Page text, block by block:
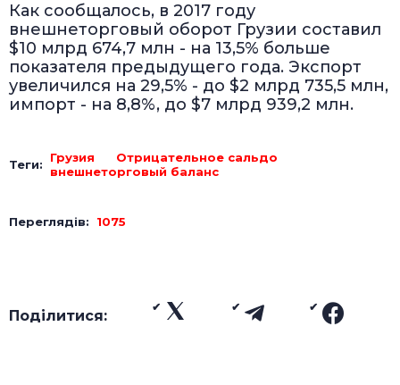
Как сообщалось, в 2017 году
внешнеторговый оборот Грузии составил
$10 млрд 674,7 млн - на 13,5% больше
показателя предыдущего года. Экспорт
увеличился на 29,5% - до $2 млрд 735,5 млн,
импорт - на 8,8%, до $7 млрд 939,2 млн.
Теги: Грузия
Отрицательное сальдо
внешнеторговый баланс
Переглядів: 1075
Поділитися: